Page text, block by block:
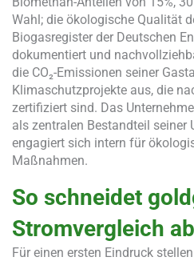
Wahl; die ökologische Qualität
Biogasregister der Deutschen
dokumentiert und
die CO₂-Emissionen seiner
Klimaschutzprojekte aus, die
zertifiziert sind. Das
als zentralen Bestandteil seiner
engagiert sich intern für
Maßnahmen.
So schneidet
Stromvergleich ab
Für einen ersten Eindruck